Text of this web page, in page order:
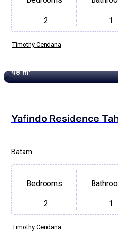
2 1
Timothy Cendana
48 m²
Yafindo Residence
Batam
Bedrooms
2 1
Timothy Cendana